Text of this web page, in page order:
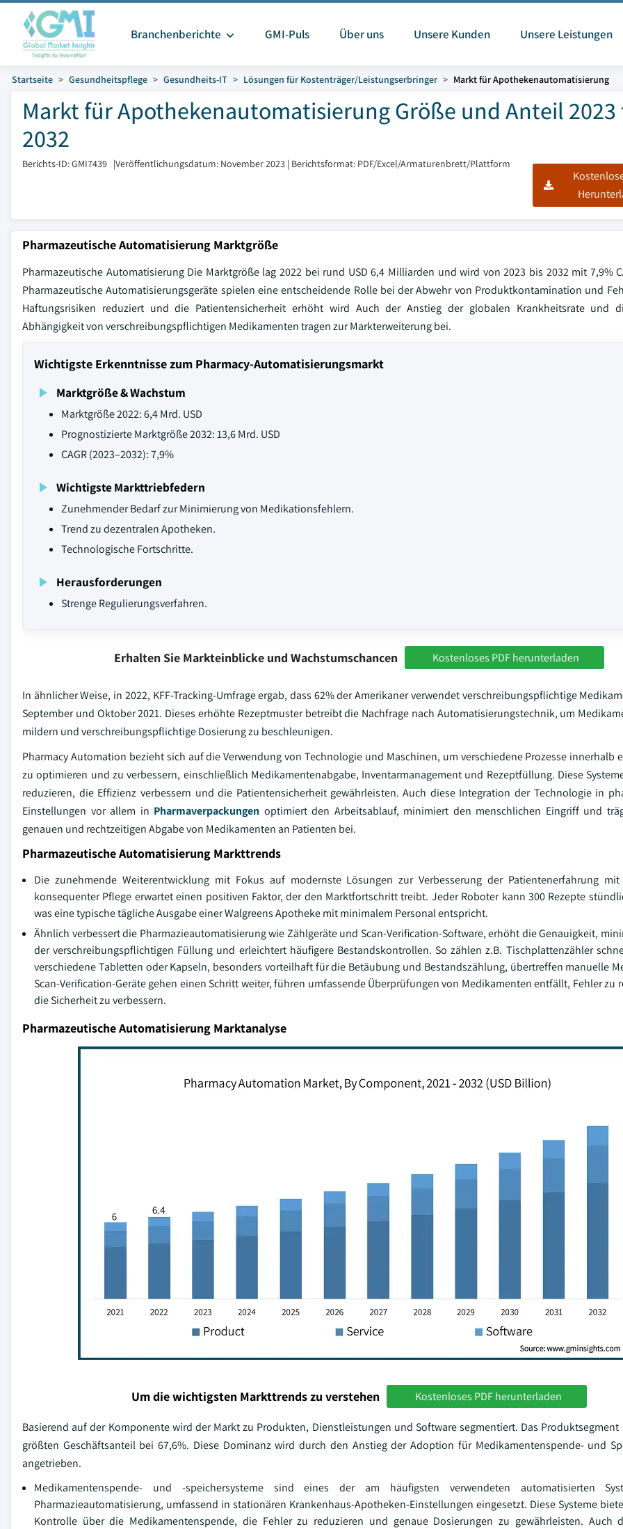
Branchenberichte GMI-Puls Über uns Unsere Kunden Unsere Leistungen
Startseite Gesundheitspflege Gesundheits-IT Lösungen für Kostenträger/Leistungserbringer Markt für Apothekenautomatisierung
Markt für Apothekenautomatisierung Größe und Anteil
2032
Berichts-ID: GMI7439 |Veröffentlichungsdatum: November 2023 | Berichtsformat: PDF/Excel/Armaturenbrett/Plattform
Pharmazeutische Automatisierung Marktgröße
Pharmazeutische Automatisierung Die Marktgröße lag 2022 bei rund USD 6,4 Milliarden und wird von 2023 bis 2032 mit 7,9%
Pharmazeutische Automatisierungsgeräte spielen eine entscheidende Rolle bei der Abwehr von Produktkontamination und
Haftungsrisiken reduziert und die Patientensicherheit erhöht wird Auch der Anstieg der globalen Krankheitsrate und
Abhängigkeit von verschreibungspflichtigen Medikamenten tragen zur Markterweiterung bei.
Wichtigste Erkenntnisse zum Pharmacy-Automatisierungsmarkt
Marktgröße & Wachstum
Marktgröße 2022: 6,4 Mrd. USD
Prognostizierte Marktgröße 2032: 13,6 Mrd. USD
CAGR (2023–2032): 7,9%
Wichtigste Markttriebfedern
Zunehmender Bedarf zur Minimierung von Medikationsfehlern.
Trend zu dezentralen Apotheken.
Technologische Fortschritte.
Herausforderungen
Strenge Regulierungsverfahren.
Erhalten Sie Markteinblicke und Wachstumschancen Kostenloses PDF herunterladen
In ähnlicher Weise, in 2022, KFF-Tracking-Umfrage ergab, dass 62% der Amerikaner verwendet verschreibungspflichtige
September und Oktober 2021. Dieses erhöhte Rezeptmuster betreibt die Nachfrage nach Automatisierungstechnik, um
mildern und verschreibungspflichtige Dosierung zu beschleunigen.
Pharmacy Automation bezieht sich auf die Verwendung von Technologie und Maschinen, um verschiedene Prozesse innerhalb
zu optimieren und zu verbessern, einschließlich Medikamentenabgabe, Inventarmanagement und Rezeptfüllung. Diese
reduzieren, die Effizienz verbessern und die Patientensicherheit gewährleisten. Auch diese Integration der Technologie in
Einstellungen vor allem in Pharmaverpackungen optimiert den Arbeitsablauf, minimiert den menschlichen Eingriff und
genauen und rechtzeitigen Abgabe von Medikamenten an Patienten bei.
Pharmazeutische Automatisierung Markttrends
Die zunehmende Weiterentwicklung mit Fokus auf modernste Lösungen zur Verbesserung der Patientenerfahrung
konsequenter Pflege erwartet einen positiven Faktor, der den Marktfortschritt treibt. Jeder Roboter kann 300 Rezepte
was eine typische tägliche Ausgabe einer Walgreens Apotheke mit minimalem Personal entspricht.
Ähnlich verbessert die Pharmazieautomatisierung wie Zählgeräte und Scan-Verification-Software, erhöht die Genauigkeit,
der verschreibungspflichtigen Füllung und erleichtert häufigere Bestandskontrollen. So zählen z.B. Tischplattenzähler
verschiedene Tabletten oder Kapseln, besonders vorteilhaft für die Betäubung und Bestandszählung, übertreffen manuelle
Scan-Verification-Geräte gehen einen Schritt weiter, führen umfassende Überprüfungen von Medikamenten entfällt, Fehler zu
die Sicherheit zu verbessern.
Pharmazeutische Automatisierung Marktanalyse
Um die wichtigsten Markttrends zu verstehen Kostenloses PDF herunterladen
Basierend auf der Komponente wird der Markt zu Produkten, Dienstleistungen und Software segmentiert. Das
größten Geschäftsanteil bei 67,6%. Diese Dominanz wird durch den Anstieg der Adoption für Medikamentenspende- und
angetrieben.
Medikamentenspende- und -speichersysteme sind eines der am häufigsten verwendeten automatisierten
Pharmazieautomatisierung, umfassend in stationären Krankenhaus-Apotheken-Einstellungen eingesetzt. Diese Systeme
Kontrolle über die Medikamentenspende, die Fehler zu reduzieren und genaue Dosierungen zu gewährleisten. Auch